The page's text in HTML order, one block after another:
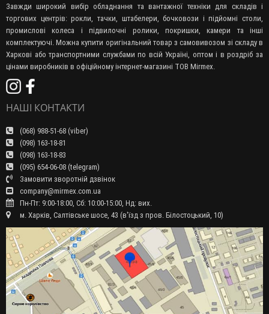
Завжди широкий вибір обладнання та вантажної техніки для складів і
торгових центрів: рокли, тачки, штабелери, бочковози і підйомні столи,
промислові колеса і підвилочні ролики, покришки, камери та інші
комплектуючі. Можна купити оригінальний товар з самовивозом зі складу в
Харкові або транспортними службами по всій Україні, оптом і в роздріб за
цінами виробників в офіційному інтернет-магазині ТОВ Mirmex.
НАШІ КОНТАКТИ
(068) 988-51-68 (viber)
(098) 163-18-81
(098) 163-18-83
(095) 654-06-08 (telegram)
Замовити зворотній дзвінок
company@mirmex.com.ua
Пн-Пт: 9:00-18:00, Сб: 10:00-15:00, Нд: вих.
м. Харків, Салтівське шосе, 43 (в'їзд з пров. Білостоцький, 10)